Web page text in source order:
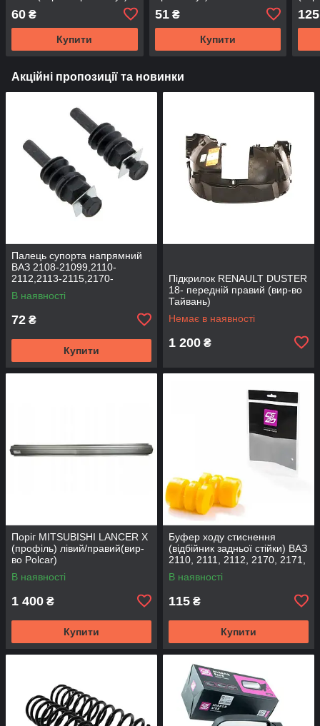
60 ₴
Купити
51₴
Купити
125
Акційні пропозиції та новинки
Палець супорта напрямний
ВАЗ 2108-21099,2110-
2112,2113-2115,2170-
2172,2190, 1117-1119 (к-т
2шт) (вир-во BEG-LINE)
В наявності
72 ₴
Купити
Підкрилок RENAULT DUSTER
18- передній правий (вир-во
Тайвань)
Немає в наявності
1 200 ₴
Поріг MITSUBISHI LANCER Х
(профіль) лівий/правий(вир-
во Polcar)
В наявності
1 400 ₴
Купити
Буфер ходу стиснення
(відбійник задньої стійки) ВАЗ
2110, 2111, 2112, 2170, 2171,
2172 (2шт) (вир-во CS-20
В наявності
115 ₴
Купити